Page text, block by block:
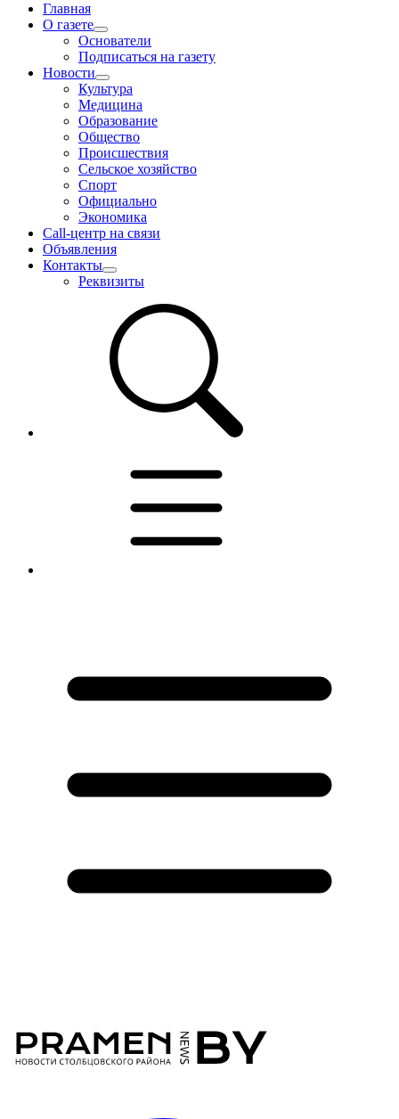
Главная
О газете
Основатели
Подписаться на газету
Новости
Культура
Медицина
Образование
Общество
Происшествия
Сельское хозяйство
Спорт
Официально
Экономика
Call-центр на связи
Объявления
Контакты
Реквизиты